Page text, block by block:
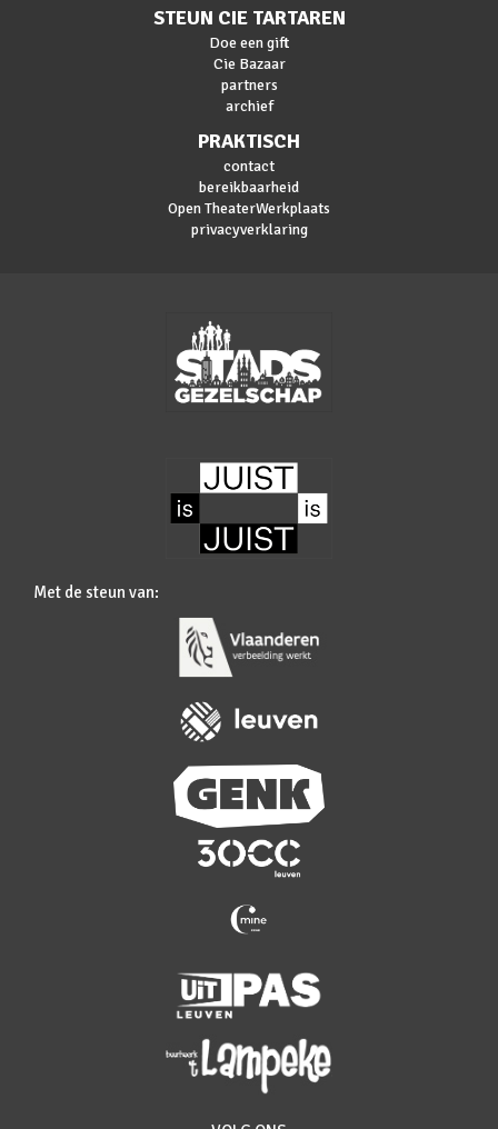
STEUN CIE TARTAREN
Doe een gift
Cie Bazaar
partners
archief
PRAKTISCH
contact
bereikbaarheid
Open TheaterWerkplaats
privacyverklaring
Met de steun van: